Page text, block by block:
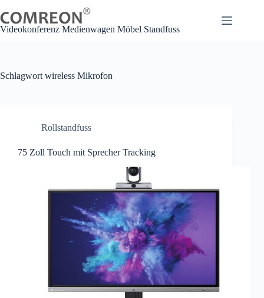
Inhalt
springen
Videokonferenz Medienwagen Möbel Standfuss
Schlagwort wireless Mikrofon
Rollstandfuss
75 Zoll Touch mit Sprecher Tracking